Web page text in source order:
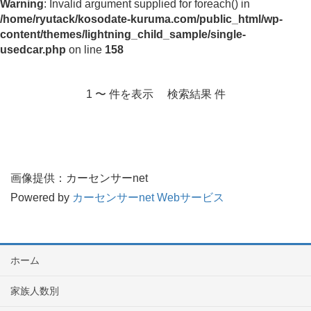
Warning: Invalid argument supplied for foreach() in
/home/ryutack/kosodate-kuruma.com/public_html/wp-
content/themes/lightning_child_sample/single-
usedcar.php on line 158
1 〜 件を表示 検索結果 件
画像提供：カーセンサーnet
Powered by カーセンサーnet Webサービス
ホーム
家族人数別